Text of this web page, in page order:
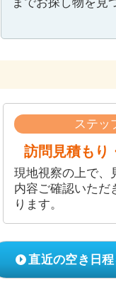
ステッ
訪問見積もり
現地視察の上で、
内容ご確認いただ
ります。
直近の空き日